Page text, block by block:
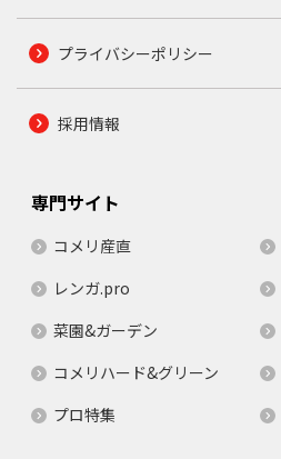
プライバシーポリシー
採用情報
専門サイト
コメリ産直
レンガ.pro
菜園&ガーデン
コメリハード&グリーン
プロ特集